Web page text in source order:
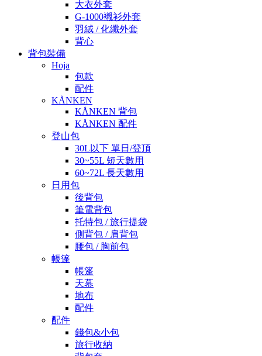
大衣外套
G-1000襯衫外套
羽絨 / 化纖外套
背心
背包裝備
Hoja
包款
配件
KÅNKEN
KÅNKEN 背包
KÅNKEN 配件
登山包
30L以下 單日/登頂
30~55L 短天數用
60~72L 長天數用
日用包
後背包
筆電背包
托特包 / 旅行提袋
側背包 / 肩背包
腰包 / 胸前包
帳篷
帳篷
天幕
地布
配件
配件
錢包&小包
旅行收納